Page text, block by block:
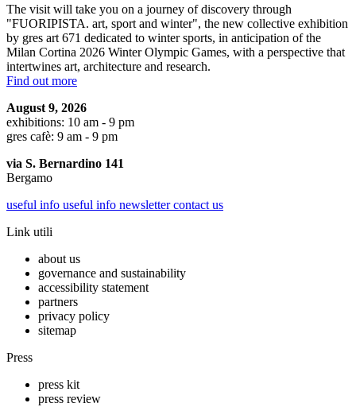
The visit will take you on a journey of discovery through
"FUORIPISTA. art, sport and winter", the new collective exhibition
by gres art 671 dedicated to winter sports, in anticipation of the
Milan Cortina 2026 Winter Olympic Games, with a perspective that
intertwines art, architecture and research.
Find out more
August 9, 2026
exhibitions: 10 am - 9 pm
gres cafè: 9 am - 9 pm
via S. Bernardino 141
Bergamo
useful info useful info newslettercontact us
Link utili
about us
governance and sustainability
accessibility statement
partners
privacy policy
sitemap
Press
press kit
press review